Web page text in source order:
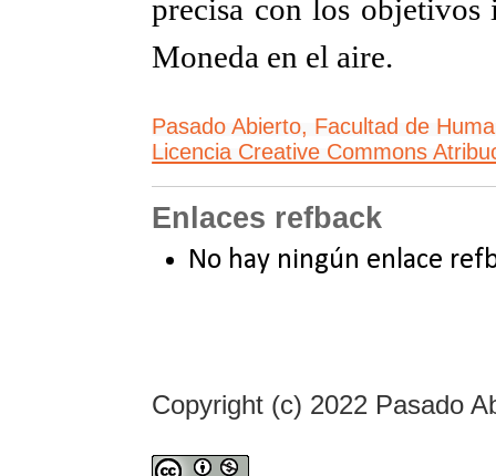
precisa con los objetivos
Moneda en el aire.
Pasado Abierto, Facultad de
Licencia Creative Commons
Enlaces refback
No hay ningún enlace
Copyright (c) 2022 Pasado